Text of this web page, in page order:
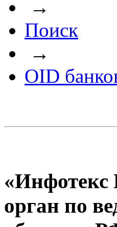
→
Поиск
→
OID
«Инфотекс
орган по